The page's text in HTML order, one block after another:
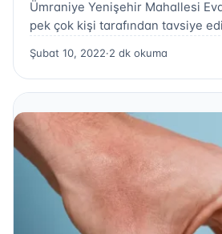
Ümraniye Yenişehir Mahallesi
pek çok kişi tarafından tavsiye
Şubat 10, 2022·2 dk okuma